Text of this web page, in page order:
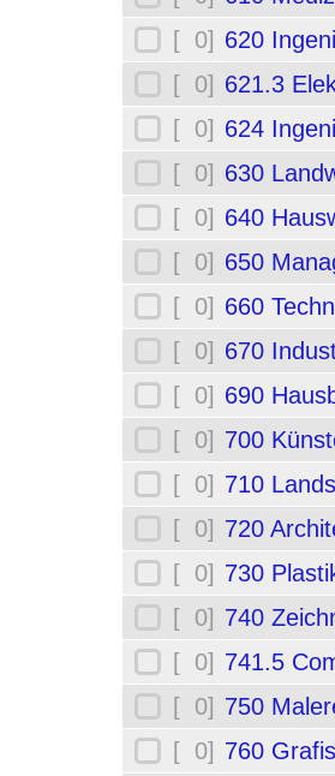
[ 0] 620
[ 0] 621.3
[ 0] 624
[ 0] 630
[ 0] 640
[ 0] 650
[ 0] 660
[ 0] 670
[ 0] 690
[ 0] 700
[ 0] 710
[ 0] 720
[ 0] 730
[ 0] 740
[ 0] 741.5
[ 0] 750
[ 0] 760